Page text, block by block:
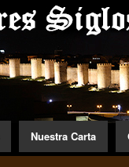
Nuestra Carta